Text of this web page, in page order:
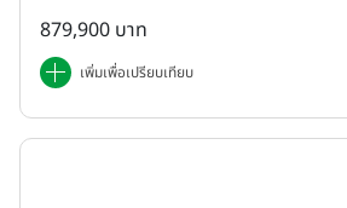
879,900 บาท
เพิ่มเพื่อเปรียบเทียบ